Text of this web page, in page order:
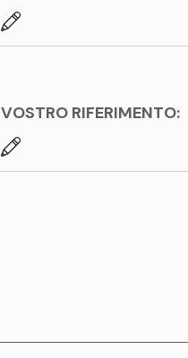
VOSTRO RIFERIMENTO: